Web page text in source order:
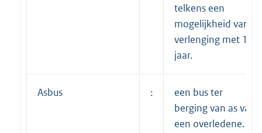
telkens een
mogelijkheid van
verlenging met 10
jaar.
Asbus :
een bus ter
berging van as van
een overledene.